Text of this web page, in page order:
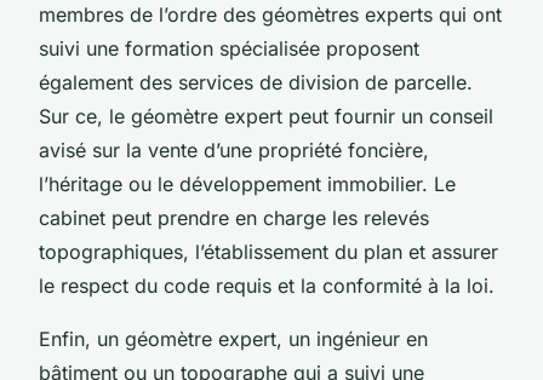
membres de l’ordre des géomètres experts qui ont
suivi une formation spécialisée proposent
également des services de division de parcelle.
Sur ce, le géomètre expert peut fournir un conseil
avisé sur la vente d’une propriété foncière,
l’héritage ou le développement immobilier. Le
cabinet peut prendre en charge les relevés
topographiques, l’établissement du plan et assurer
le respect du code requis et la conformité à la loi.
Enfin, un géomètre expert, un ingénieur en
bâtiment ou un topographe qui a suivi une